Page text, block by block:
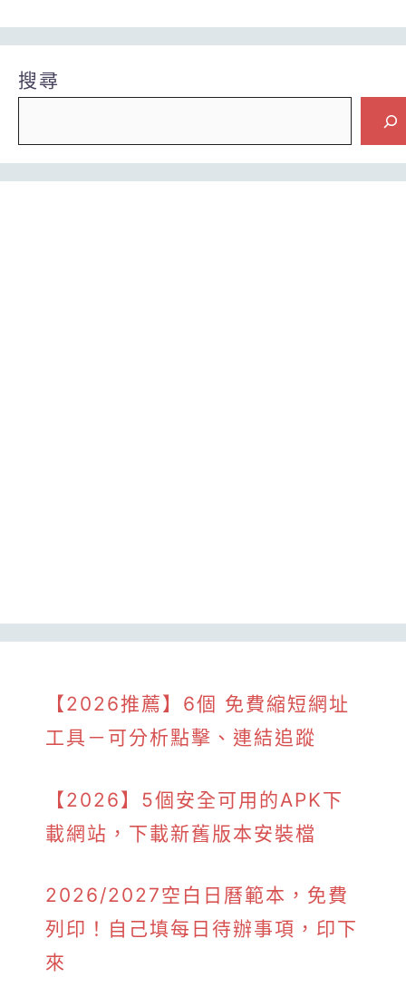
搜尋
【2026推薦】6個 免費縮短網址
工具－可分析點擊、連結追蹤
【2026】5個安全可用的APK下
載網站，下載新舊版本安裝檔
2026/2027空白日曆範本，免費
列印！自己填每日待辦事項，印下
來